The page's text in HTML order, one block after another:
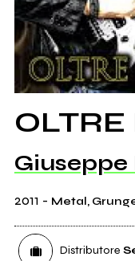
2011 - Metal,
Distributore